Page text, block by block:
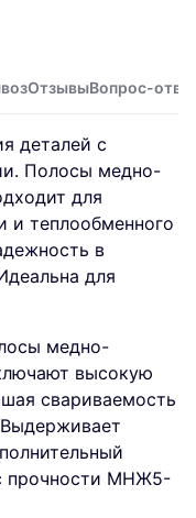
ОтзывыВопрос-
деталей с
Полосы медно-
для
и теплообменного
в
для
медно-
высокую
свариваемость
прочности МНЖ5-